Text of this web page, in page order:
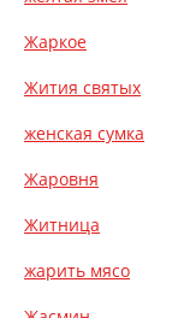
Жаркое
Жития святых
женская сумка
Жаровня
Житница
жарить мясо